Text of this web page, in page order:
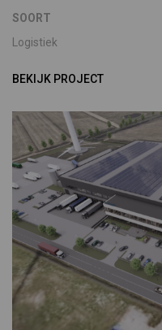
SOORT
Logistiek
BEKIJK PROJECT